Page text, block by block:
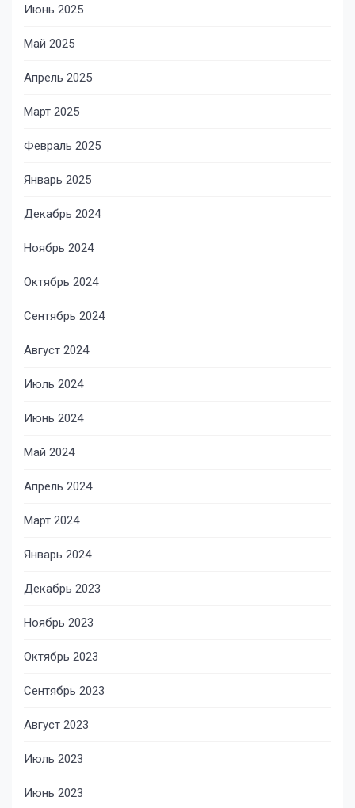
Июнь 2025
Май 2025
Апрель 2025
Март 2025
Февраль 2025
Январь 2025
Декабрь 2024
Ноябрь 2024
Октябрь 2024
Сентябрь 2024
Август 2024
Июль 2024
Июнь 2024
Май 2024
Апрель 2024
Март 2024
Январь 2024
Декабрь 2023
Ноябрь 2023
Октябрь 2023
Сентябрь 2023
Август 2023
Июль 2023
Июнь 2023